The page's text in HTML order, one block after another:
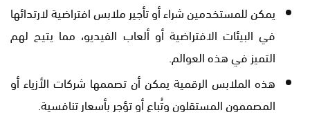
يمكن للمستخدمين شراء أو تأجير ملابس افتراضية لارتدائها
في البيئات الافتراضية أو ألعاب الفيديو، مما يتيح لهم
التميز في هذه العوالم.
هذه الملابس الرقمية يمكن أن تصممها شركات الأزياء أو
المصممون المستقلون وتُباع أو تؤجر بأسعار تنافسية.